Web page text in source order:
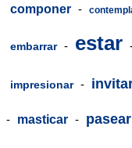
componer -
embarrar - estar
impresionar -
- masticar - pasear